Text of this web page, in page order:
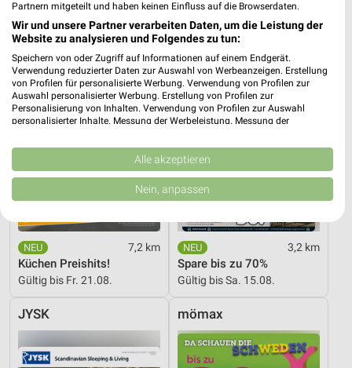
XXXLutz
7,2 km
Küchen Preishits!
Gültig bis Fr. 21.08.
JYSK
3,2 km
Spare bis zu 70%
Gültig bis Sa. 15.08.
JYSK mömax
Partnern mitgeteilt und haben keinen Einfluss auf die Browserdaten.
Wir und unsere Partner verarbeiten Daten, um die Leistung der
Website zu analysieren und Folgendes zu tun:
Speichern von oder Zugriff auf Informationen auf einem Endgerät.
Verwendung reduzierter Daten zur Auswahl von Werbeanzeigen. Erstellung
von Profilen für personalisierte Werbung. Verwendung von Profilen zur
Auswahl personalisierter Werbung. Erstellung von Profilen zur
Personalisierung von Inhalten. Verwendung von Profilen zur Auswahl
personalisierter Inhalte. Messung der Werbeleistung. Messung der
Kombinationen von Daten aus verschiedenen Quellen. Entwicklung und
Verbesserung der Angebote. Verwendung reduzierter Daten zur Auswahl
von Inhalten.
Daten können außerhalb der Europäischen Union weitergegeben und in die
USA gesendet werden.
Website/App.
Partnerliste anzeigen (1 IAB-Anbieter)
Wir nutzen Ihre Daten für folgende Zwecke:
IAB-Verarbeitungszwecke:
Speichern von oder Zugriff auf Informationen
auf einem Endgerät
Verwendung reduzierter Daten zur Auswahl von
Alle akzeptieren
Nein, anpassen